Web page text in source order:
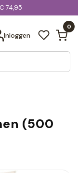
74,95
Inloggen
0
alle resultaten
(500